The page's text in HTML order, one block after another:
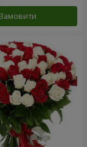
Замовити